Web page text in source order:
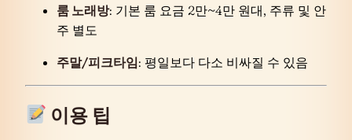
룸 노래방: 기본 룸 요금 2만~4만 원대, 주류 및 안
주 별도
주말/피크타임: 평일보다 다소 비싸질 수 있음
이용 팁